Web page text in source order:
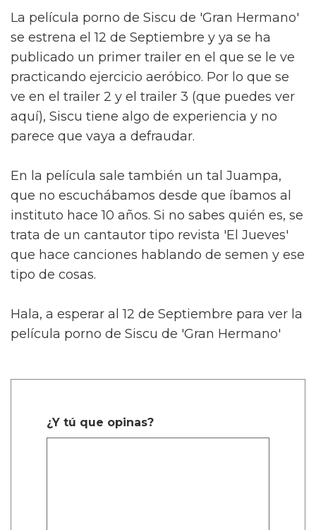
La película porno de Siscu de 'Gran Hermano'
se estrena el 12 de Septiembre y ya se ha
publicado un primer trailer en el que se le ve
practicando ejercicio aeróbico. Por lo que se
ve en el trailer 2 y el trailer 3 (que puedes ver
aquí), Siscu tiene algo de experiencia y no
parece que vaya a defraudar.
En la película sale también un tal Juampa,
que no escuchábamos desde que íbamos al
instituto hace 10 años. Si no sabes quién es, se
trata de un cantautor tipo revista 'El Jueves'
que hace canciones hablando de semen y ese
tipo de cosas.
Hala, a esperar al 12 de Septiembre para ver la
película porno de Siscu de 'Gran Hermano'
¿Y tú que opinas?